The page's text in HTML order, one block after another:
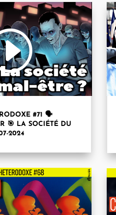
#71 🗣
🎯 LA SOCIÉTÉ DU
2024